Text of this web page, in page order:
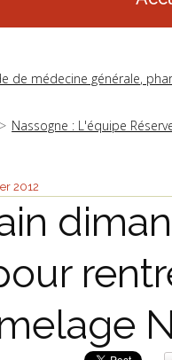
de médecine générale,
Nassogne : L'équipe
2012